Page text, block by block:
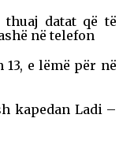
datat që të
në telefon
e lëmë për në
kapedan Ladi –